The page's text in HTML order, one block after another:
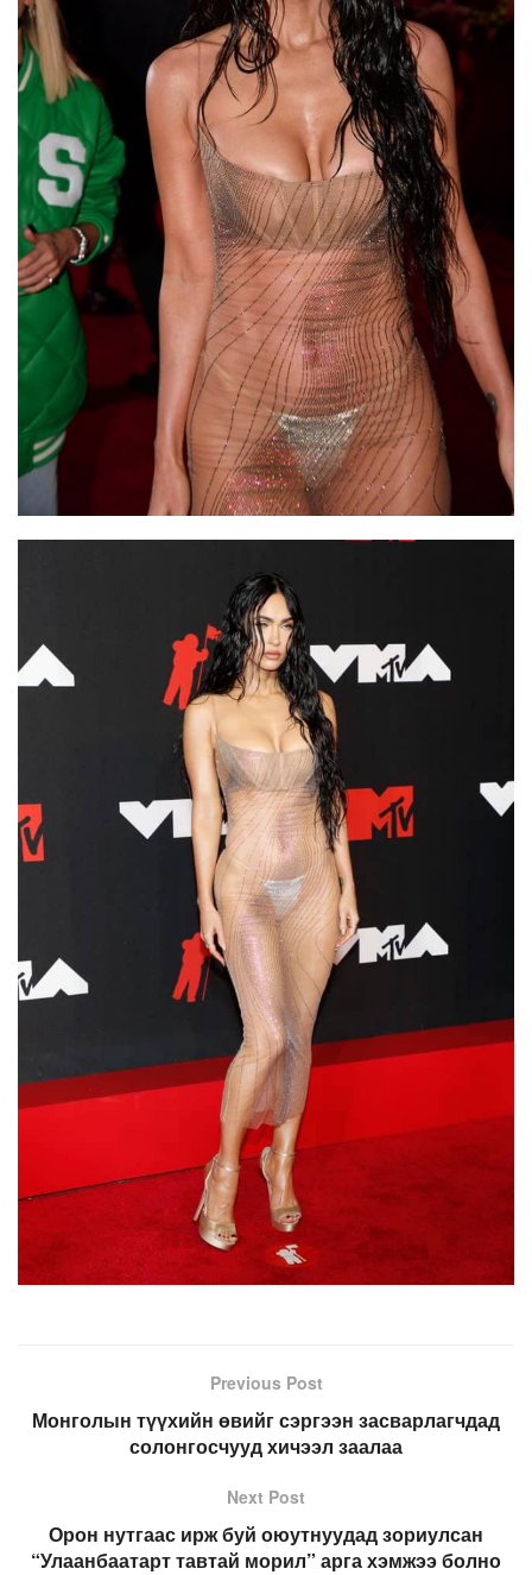
Previous Post
Монголын түүхийн өвийг сэргээн засварлагчдад
солонгосчууд хичээл заалаа
Next Post
Орон нутгаас ирж буй оюутнуудад зориулсан
“Улаанбаатарт тавтай морил” арга хэмжээ болно